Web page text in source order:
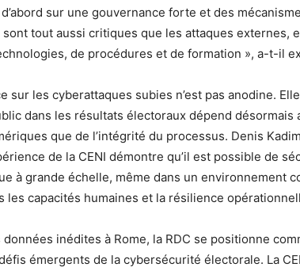
sur une gouvernance forte et des
tout aussi critiques que les attaques externes,
de procédures et de formation », a-t-il
sur les cyberattaques subies n’est pas anodine.
dans les résultats électoraux dépend désormais
que de l’intégrité du processus. Denis
de la CENI démontre qu’il est possible de
à grande échelle, même dans un environnement
les capacités humaines et la résilience
données inédites à Rome, la RDC se positionne
émergents de la cybersécurité électorale. La